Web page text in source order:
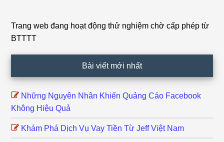
Footer
Trang web đang hoạt động thử nghiệm chờ cấp phép từ
BTTTT
Bài viết mới nhất
Những Nguyên Nhân Khiến Quảng Cáo Facebook
Không Hiệu Quả
Khám Phá Dịch Vụ Vay Tiền Từ Jeff Việt Nam